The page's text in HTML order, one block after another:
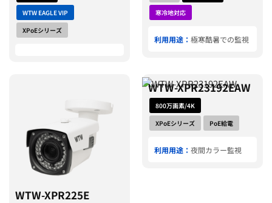
WTW EAGLE VIP
XPoEシリーズ
寒冷地対応
利用用途： 極寒酷暑での監視
WTW-XPR225E
WTW-XPR23192EAW
800万画素/4K
XPoEシリーズ
PoE給電
利用用途： 夜間カラー監視